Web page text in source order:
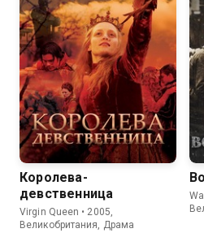
Королева-
девственница
Virgin Queen • 2005,
Великобритания, Драма